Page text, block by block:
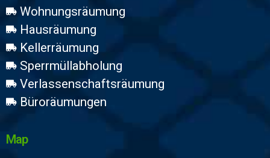
Wohnungsräumung
Hausräumung
Kellerräumung
Sperrmüllabholung
Verlassenschaftsräumung
Büroräumungen
Map